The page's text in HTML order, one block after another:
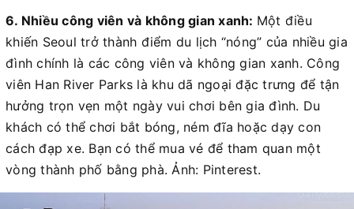
6. Nhiều công viên và không gian xanh: Một điều
khiến Seoul trở thành điểm du lịch “nóng” của nhiều gia
đình chính là các công viên và không gian xanh. Công
viên Han River Parks là khu dã ngoại đặc trưng để tận
hưởng trọn vẹn một ngày vui chơi bên gia đình. Du
khách có thể chơi bắt bóng, ném đĩa hoặc dạy con
cách đạp xe. Bạn có thể mua vé để tham quan một
vòng thành phố bằng phà. Ảnh: Pinterest.